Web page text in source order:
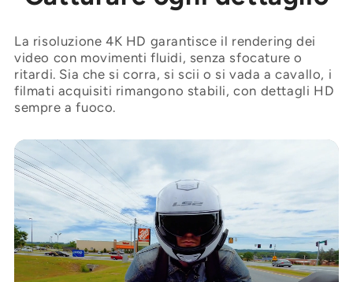
La risoluzione 4K HD garantisce il rendering dei
video con movimenti fluidi, senza sfocature o
ritardi. Sia che si corra, si scii o si vada a cavallo, i
filmati acquisiti rimangono stabili, con dettagli HD
sempre a fuoco.